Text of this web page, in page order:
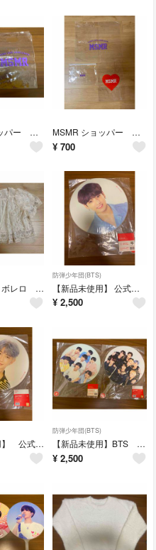
MSMR ショッパー クリアバッグ クリアポーチ リンゴ 紫 セット MSMR ショッパー クリアバッグ クリアポーチ ハート 紫 セット
¥ 700
エポレーヌ ボレロ パーティードレス リバーシブル レース 白 ベージュ 結婚式
防弾少年団(BTS)
【新品未使用】 公式 BTS ジョングク うちわ LYS JUNGKOOK
¥ 2,500
【新品未使用】 公式 BTS RM ナムジュン SYS うちわ
防弾少年団(BTS)
【新品未使用】BTS 公式 うちわ LYS SYS 全員 ALL 集合
¥ 2,500